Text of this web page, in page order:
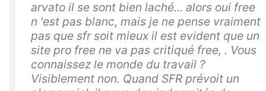
arvato il se sont bien laché... alors oui free
n 'est pas blanc, mais je ne pense vraiment
pas que sfr soit mieux il est evident que un
site pro free ne va pas critiqué free, . Vous
connaissez le monde du travail ?
Visiblement non. Quand SFR prévoit un